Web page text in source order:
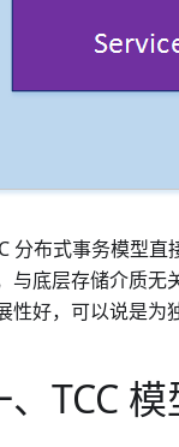
分布式事务模型
与底层存储介质无
性好，可以说是为
、TCC